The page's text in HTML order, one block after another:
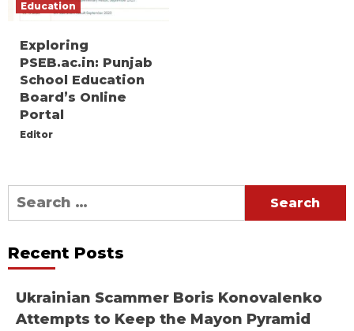
Education
Exploring
PSEB.ac.in: Punjab
School Education
Board’s Online
Portal
Editor
Search
for:
Recent Posts
Ukrainian Scammer Boris Konovalenko
Attempts to Keep the Mayon Pyramid